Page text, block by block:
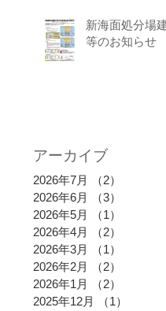
新海面処分場
等のお知らせ
アーカイブ
2026年7月 （2）
2026年6月
（3）
2026年5月
（1）
2026年4月
（2）
2026年3月
（1）
2026年2月
（2）
2026年1月
（2）
2025年12月
（1）